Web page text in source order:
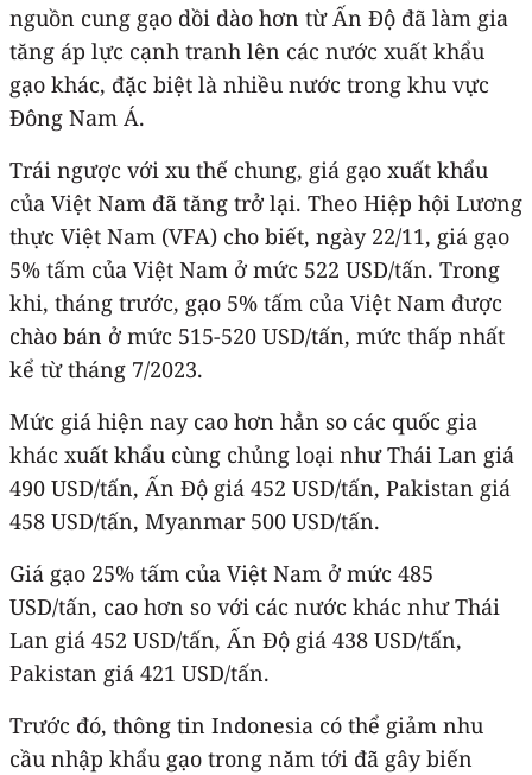
nguồn cung gạo dồi dào hơn từ Ấn Độ đã làm gia
tăng áp lực cạnh tranh lên các nước xuất khẩu
gạo khác, đặc biệt là nhiều nước trong khu vực
Đông Nam Á.
Trái ngược với xu thế chung, giá gạo xuất khẩu
của Việt Nam đã tăng trở lại. Theo Hiệp hội Lương
thực Việt Nam (VFA) cho biết, ngày 22/11, giá gạo
5% tấm của Việt Nam ở mức 522 USD/tấn. Trong
khi, tháng trước, gạo 5% tấm của Việt Nam được
chào bán ở mức 515-520 USD/tấn, mức thấp nhất
kể từ tháng 7/2023.
Mức giá hiện nay cao hơn hẳn so các quốc gia
khác xuất khẩu cùng chủng loại như Thái Lan giá
490 USD/tấn, Ấn Độ giá 452 USD/tấn, Pakistan giá
458 USD/tấn, Myanmar 500 USD/tấn.
Giá gạo 25% tấm của Việt Nam ở mức 485
USD/tấn, cao hơn so với các nước khác như Thái
Lan giá 452 USD/tấn, Ấn Độ giá 438 USD/tấn,
Pakistan giá 421 USD/tấn.
Trước đó, thông tin Indonesia có thể giảm nhu
cầu nhập khẩu gạo trong năm tới đã gây biến